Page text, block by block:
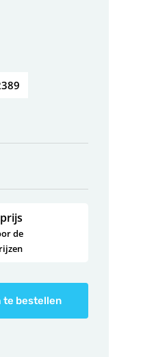
de
te bestellen